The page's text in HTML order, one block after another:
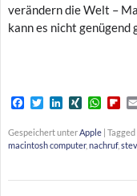
verändern die Welt –
kann es nicht
F
c
e
b
o
T
i
t
t
r
n
k
e
I
X
N
G
W
a
t
s
p
F
i
p
b
a
Gespeichert unterApple | Tagged
macintosh computer, nachruf,